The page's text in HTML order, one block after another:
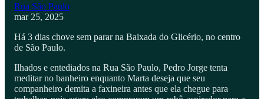
Rua São Paulo
mar 25, 2025
Há 3 dias chove sem parar na Baixada do Glicério, no centro
de São Paulo.
Ilhados e entediados na Rua São Paulo, Pedro Jorge tenta
meditar no banheiro enquanto Marta deseja que seu
companheiro demita a faxineira antes que ela chegue para